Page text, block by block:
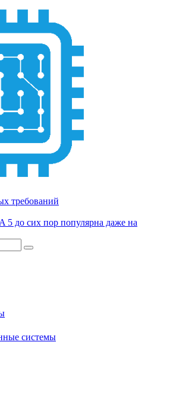
требований
5 до сих пор популярна даже на
системы